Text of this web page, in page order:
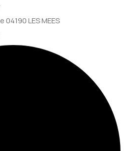
LES MEES